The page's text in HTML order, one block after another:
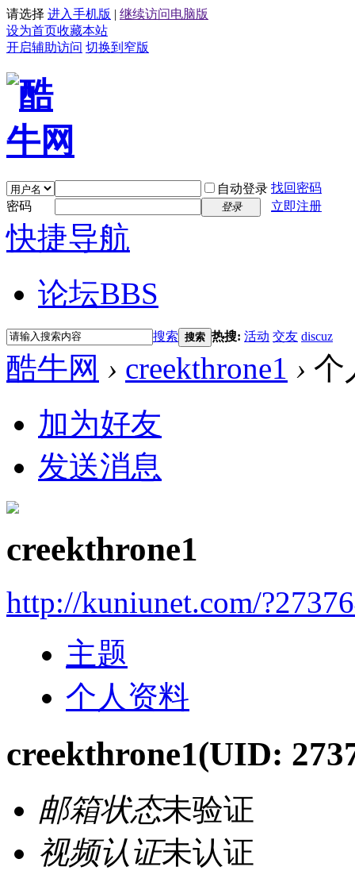
请选择 进入手机版 | 继续访问电脑版
设为首页收藏本站
开启辅助访问 切换到窄版
自动登录 找回密码
密码
登录 立即注册
快捷导航
论坛BBS
搜索 搜索 热搜: 活动 交友 discuz
酷牛网 › creekthrone1 › 个
加为好友
发送消息
creekthrone1
http://kuniunet.com/
主题
个人资料
creekthrone1(UID:
邮箱状态未验证
视频认证未认证